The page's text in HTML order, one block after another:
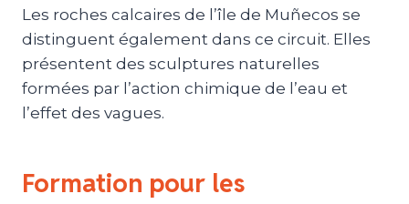
Les roches calcaires de l’île de Muñecos se
distinguent également dans ce circuit. Elles
présentent des sculptures naturelles
formées par l’action chimique de l’eau et
l’effet des vagues.
Formation pour les